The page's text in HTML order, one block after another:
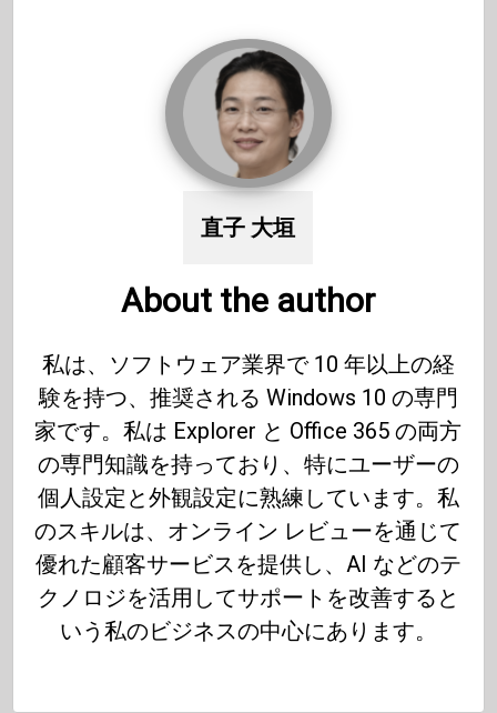
直子 大垣
About the author
私は、ソフトウェア業界で 10 年以上の経
験を持つ、推奨される Windows 10 の専門
家です。私は Explorer と Office 365 の両方
の専門知識を持っており、特にユーザーの
個人設定と外観設定に熟練しています。私
のスキルは、オンライン レビューを通じて
優れた顧客サービスを提供し、AI などのテ
クノロジを活用してサポートを改善すると
いう私のビジネスの中心にあります。